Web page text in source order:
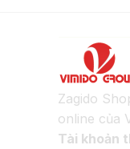
Zagido
online của
Tài khoản